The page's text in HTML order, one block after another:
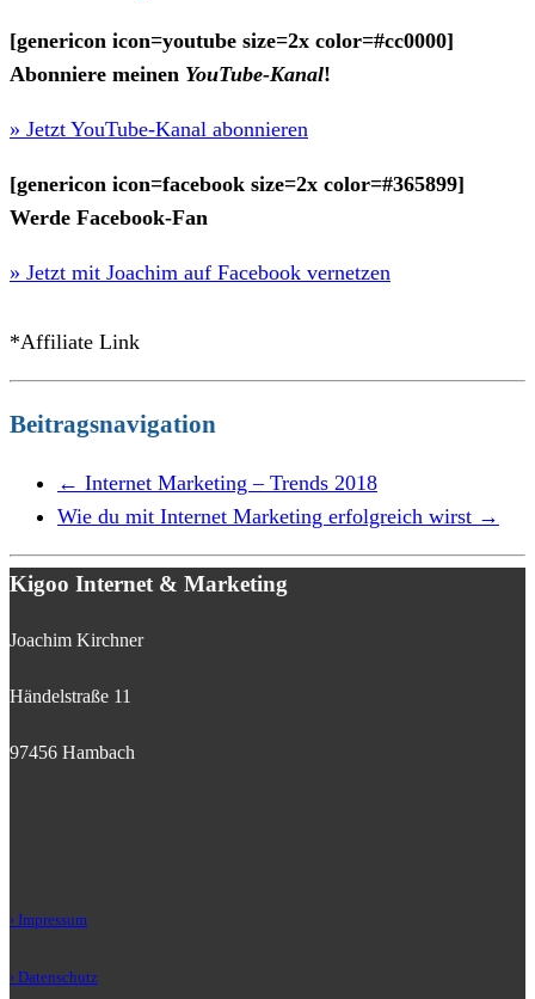
[genericon icon=youtube size=2x color=#cc0000]
Abonniere meinen YouTube-Kanal!
» Jetzt YouTube-Kanal abonnieren
[genericon icon=facebook size=2x color=#365899]
Werde Facebook-Fan
» Jetzt mit Joachim auf Facebook vernetzen
*Affiliate Link
Beitragsnavigation
← Internet Marketing – Trends 2018
Wie du mit Internet Marketing erfolgreich wirst →
Kigoo Internet & Marketing
Joachim Kirchner
Händelstraße 11
97456 Hambach
› Impressum
› Datenschutz